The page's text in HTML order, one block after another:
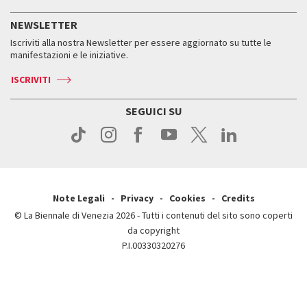
Come raggiungerci
Come raggiungerci
Contatti
Press
Orari e sedi
Biglietti
Servizi al pubblico
Come raggiungerci
Contatti
Storia
Orari e sedi
NEWSLETTER
Iscriviti alla nostra Newsletter per essere aggiornato su tutte le
manifestazioni e le iniziative.
ISCRIVITI
SEGUICI SU
Note Legali Privacy Cookies
Credits
© La Biennale di Venezia 2026 - Tutti i contenuti del sito sono coperti
da copyright
P.I.00330320276